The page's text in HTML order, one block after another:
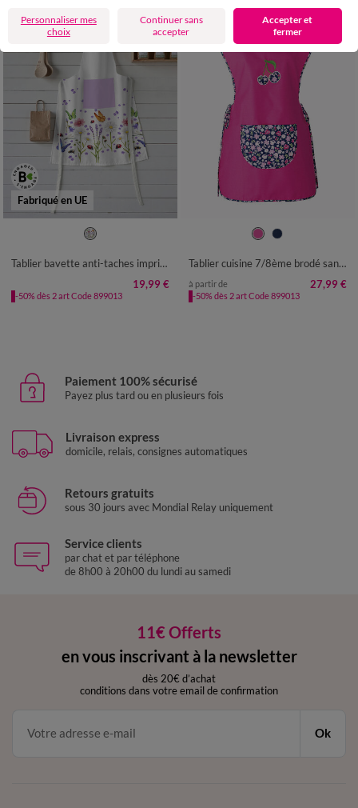
Fabriqué en UE
TABLIER : 65X85CM
Tablier bavette anti-taches imprimé lavande et papillons
19,99 €
-50% dès 2 art Code 899013
42/44 46/48
Tablier cuisine 7/8ème brodé sans manches
à partir de 27,99 €
-50% dès 2 art Code 899013
Paiement 100% sécurisé
Payez plus tard ou en plusieurs fois
Livraison express
domicile, relais, consignes automatiques
Retours gratuits
sous 30 jours avec Mondial Relay uniquement
Service clients
par chat et par téléphone
de 8h00 à 20h00 du lundi au samedi
11€ Offerts
en vous inscrivant à la newsletter
dès 20€ d’achat
conditions dans votre email de confirmation
Ok
Personnaliser mes
choix
Continuer sans
accepter
Accepter et
fermer